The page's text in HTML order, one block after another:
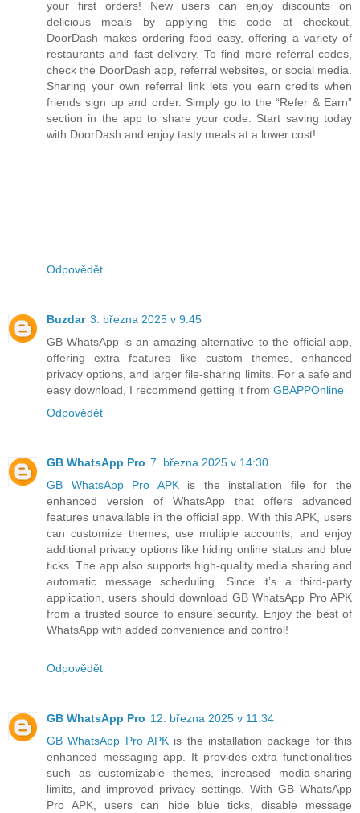
your first orders! New users can enjoy discounts on
delicious meals by applying this code at checkout.
DoorDash makes ordering food easy, offering a variety of
restaurants and fast delivery. To find more referral codes,
check the DoorDash app, referral websites, or social media.
Sharing your own referral link lets you earn credits when
friends sign up and order. Simply go to the “Refer & Earn”
section in the app to share your code. Start saving today
with DoorDash and enjoy tasty meals at a lower cost!
Odpovědět
Buzdar 3. března 2025 v 9:45
GB WhatsApp is an amazing alternative to the official app,
offering extra features like custom themes, enhanced
privacy options, and larger file-sharing limits. For a safe and
easy download, I recommend getting it from GBAPPOnline
Odpovědět
GB WhatsApp Pro 7. března 2025 v 14:30
GB WhatsApp Pro APKis the installation file for the
enhanced version of WhatsApp that offers advanced
features unavailable in the official app. With this APK, users
can customize themes, use multiple accounts, and enjoy
additional privacy options like hiding online status and blue
ticks. The app also supports high-quality media sharing and
automatic message scheduling. Since it’s a third-party
application, users should download GB WhatsApp Pro APK
from a trusted source to ensure security. Enjoy the best of
WhatsApp with added convenience and control!
Odpovědět
GB WhatsApp Pro 12. března 2025 v 11:34
GB WhatsApp Pro APK is the installation package for this
enhanced messaging app. It provides extra functionalities
such as customizable themes, increased media-sharing
limits, and improved privacy settings. With GB WhatsApp
Pro APK, users can hide blue ticks, disable message